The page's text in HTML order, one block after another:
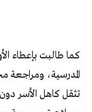
كما طالبت بإعطاء
المدرسية، ومراجعة
تثقل كاهل الأسر